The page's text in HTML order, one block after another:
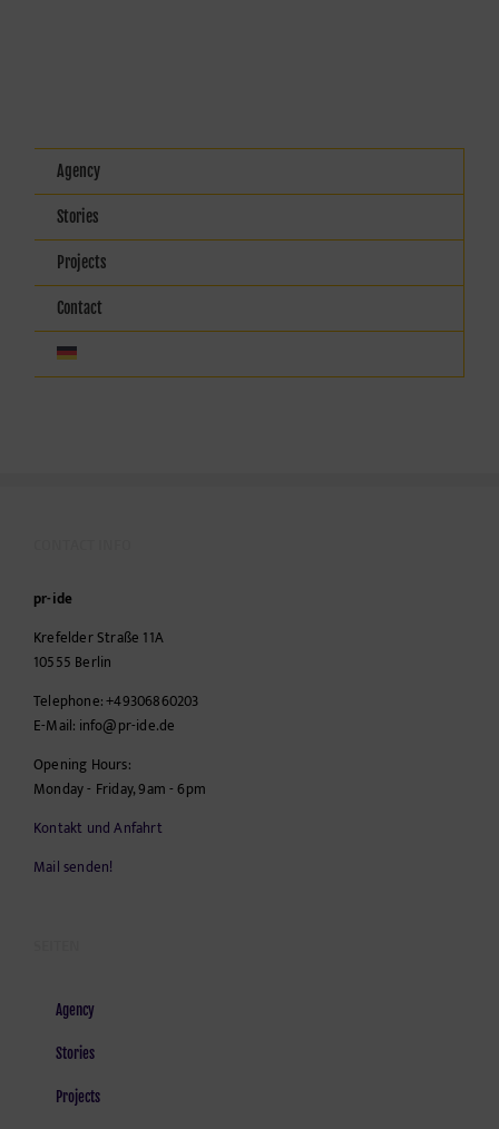
Agency
Stories
Projects
Contact
pr-ide
Krefelder Straße 11A
10555 Berlin
Telephone:+49306860203
E-Mail: info@pr-ide.de
Opening Hours:
Monday - Friday, 9am - 6pm
Kontakt und Anfahrt
Mail senden!
Agency
Stories
Projects